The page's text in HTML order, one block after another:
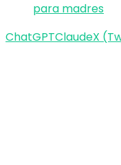
para madres
ChatGPTClaudeX